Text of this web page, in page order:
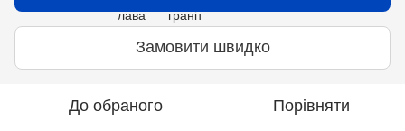
Замовити швидко
До обраного Порівняти